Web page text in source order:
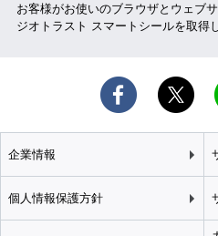
お客様がお使いのブラウザとウェブ
ジオトラスト スマートシールを取得
企業情報
個人情報保護方針